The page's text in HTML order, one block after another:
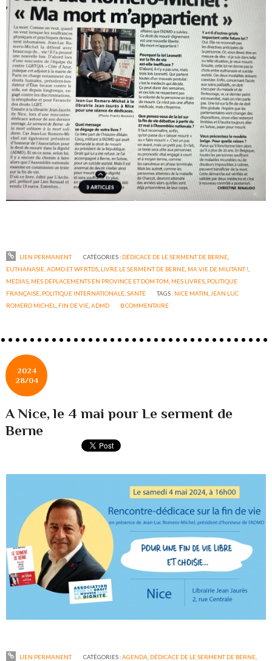
LIEN PERMANENT CATÉGORIES : DÉDICACE DE LE SERMENT DE BERNE,
EUTHANASIE, ADMD ET WFRTDS LIVRE LE SERMENT DE BERNE MA VIE DE MILITANT !
MEDIAS MES DÉPLACEMENTS EN PROVINCE ET DOM-TOM MES LIVRES POLITIQUE
FRANÇAISE POLITIQUE INTERNATIONALE ,SANTÉ TAGS : NICE MATIN JEAN LUC
ROMERO MICHEL
FIN DE VIE ,ADMD 0COMMENTAIRE
2024
28/04
A Nice, le 4 mai pour Le serment de
Berne
LIEN PERMANENT CATÉGORIES :AGENDA DÉDICACE DE LE SERMENT DE BERNE,